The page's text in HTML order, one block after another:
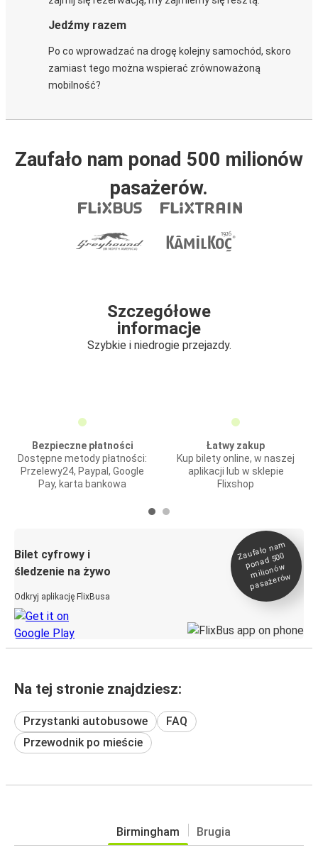
Jedźmy razem
Po co wprowadzać na drogę kolejny samochód, skoro
zamiast tego można wspierać zrównoważoną
mobilność?
Zaufało nam ponad 500 milionów
pasażerów.
Szczegółowe
informacje
Szybkie i niedrogie przejazdy.
Bezpieczne płatności
Dostępne metody płatności:
Przelewy24, Paypal, Google
Pay, karta bankowa
Łatwy zakup
Kup bilety online, w naszej
aplikacji lub w sklepie
Flixshop
Bilet cyfrowy i
śledzenie na żywo
Odkryj aplikację FlixBusa
Zaufało na
m
ponad 500
milionó
w
pasażeró
w
Na tej stronie znajdziesz:
Przystanki autobusowe
FAQ
Przewodnik po mieście
Birmingham Brugia